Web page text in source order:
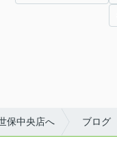
保中央店へ ブログ